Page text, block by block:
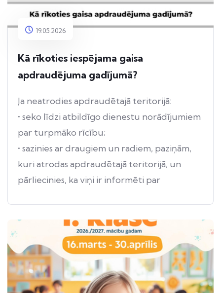
19.05.2026
Kā rīkoties iespējama gaisa
apdraudējuma gadījumā?
Ja neatrodies apdraudētajā teritorijā:
• seko līdzi atbildīgo dienestu norādījumiem
par turpmāko rīcību;
• sazinies ar draugiem un radiem, paziņām,
kuri atrodas apdraudētajā teritorijā, un
pārliecinies, ka viņi ir informēti par